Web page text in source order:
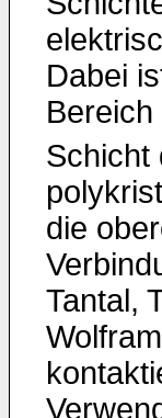
Dabei
Schicht
die
Tantal,